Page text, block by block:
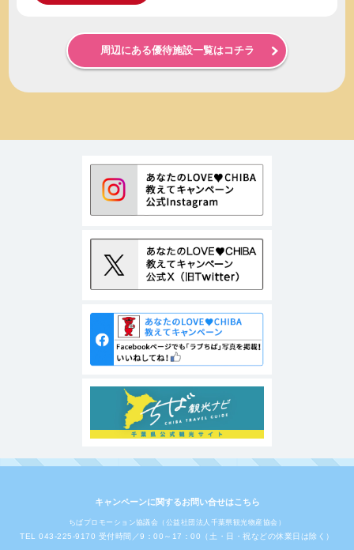
周辺にある優待施設一覧はコチラ
キャンペーンに関するお問い合せはこちら
ちばプロモーション協議会（公益社団法人千葉県観光物産協会）
TEL 043-225-9170 受付時間／9：00～17：00（土・日・祝などの休業日は除く）